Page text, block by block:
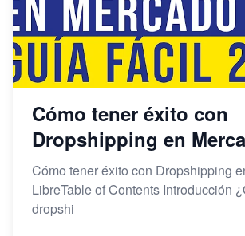
Cómo tener éxito con
Dropshipping en
Cómo tener éxito con Dropshipping
LibreTable of Contents Introducción
dropshi